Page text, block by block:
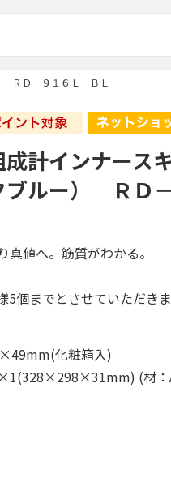
ＲＤ－９１６Ｌ－ＢＬ
成計インナース
ブルー） ＲＤ
値へ。筋質がわかる。
個までとさせていただきま
化粧箱入)
(材：